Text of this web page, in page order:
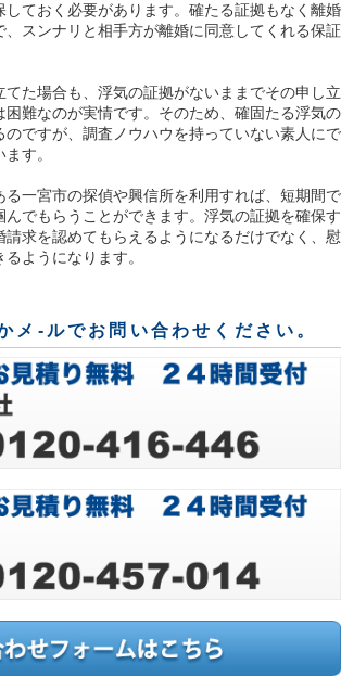
しておく必要があります。確たる証拠もなく離婚
、スンナリと相手方が離婚に同意してくれる保証
てた場合も、浮気の証拠がないままでその申し立
困難なのが実情です。そのため、確固たる浮気の
のですが、調査ノウハウを持っていない素人にで
す。
る一宮市の探偵や興信所を利用すれば、短期間で
でもらうことができます。浮気の証拠を確保す
請求を認めてもらえるようになるだけでなく、慰
ようになります。
メ-ルでお問い合わせください。